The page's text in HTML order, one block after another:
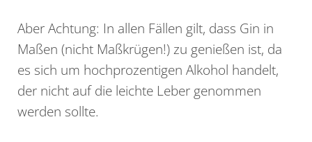
Aber Achtung: In allen Fällen gilt, dass Gin in
Maßen (nicht Maßkrügen!) zu genießen ist, da
es sich um hochprozentigen Alkohol handelt,
der nicht auf die leichte Leber genommen
werden sollte.